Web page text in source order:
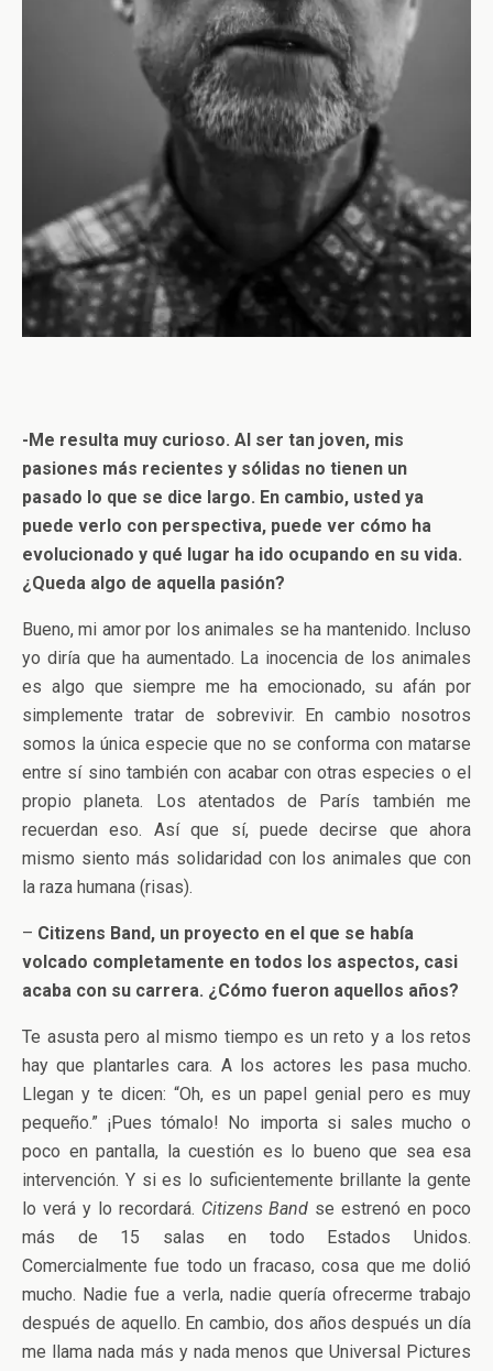
-Me resulta muy curioso. Al ser tan joven, mis
pasiones más recientes y sólidas no tienen un
pasado lo que se dice largo. En cambio, usted ya
puede verlo con perspectiva, puede ver cómo ha
evolucionado y qué lugar ha ido ocupando en su vida.
¿Queda algo de aquella pasión?
Bueno, mi amor por los animales se ha mantenido. Incluso
yo diría que ha aumentado. La inocencia de los animales
es algo que siempre me ha emocionado, su afán por
simplemente tratar de sobrevivir. En cambio nosotros
somos la única especie que no se conforma con matarse
entre sí sino también con acabar con otras especies o el
propio planeta. Los atentados de París también me
recuerdan eso. Así que sí, puede decirse que ahora
mismo siento más solidaridad con los animales que con
la raza humana (risas).
– Citizens Band, un proyecto en el que se había
volcado completamente en todos los aspectos, casi
acaba con su carrera. ¿Cómo fueron aquellos años?
Te asusta pero al mismo tiempo es un reto y a los retos
hay que plantarles cara. A los actores les pasa mucho.
Llegan y te dicen: “Oh, es un papel genial pero es muy
pequeño.” ¡Pues tómalo! No importa si sales mucho o
poco en pantalla, la cuestión es lo bueno que sea esa
intervención. Y si es lo suficientemente brillante la gente
lo verá y lo recordará. Citizens Band se estrenó en poco
más de 15 salas en todo Estados Unidos.
Comercialmente fue todo un fracaso, cosa que me dolió
mucho. Nadie fue a verla, nadie quería ofrecerme trabajo
después de aquello. En cambio, dos años después un día
me llama nada más y nada menos que Universal Pictures